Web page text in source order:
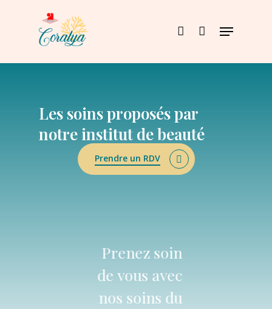
account Menu
Les soinsproposéspar
notre institut debeauté
Prendre un RDV
Prenez soin
de vous avec
nos soins du